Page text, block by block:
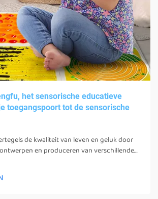
het sensorische educatieve
toegangspoort tot de sensorische
de kwaliteit van leven en geluk door
en produceren van verschillende